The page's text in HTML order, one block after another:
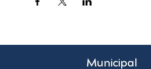
Municipal